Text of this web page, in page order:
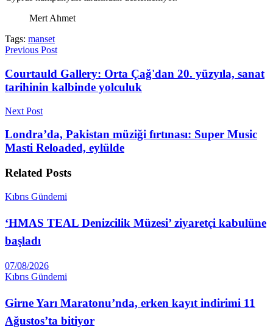
Mert Ahmet
Tags: manset
Previous Post
Courtauld Gallery: Orta Çağ'dan 20. yüzyıla, sanat
tarihinin kalbinde yolculuk
Next Post
Londra’da, Pakistan müziği fırtınası: Super Music
Masti Reloaded, eylülde
Related Posts
Kıbrıs Gündemi
‘HMAS TEAL Denizcilik Müzesi’ ziyaretçi kabulüne
başladı
07/08/2026
Kıbrıs Gündemi
Girne Yarı Maratonu’nda, erken kayıt indirimi 11
Ağustos’ta bitiyor